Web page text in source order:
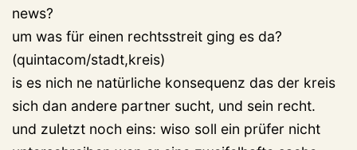
news?
um was für einen rechtsstreit ging es da?
(quintacom/stadt,kreis)
is es nich ne natürliche konsequenz das der kreis
sich dan andere partner sucht, und sein recht.
und zuletzt noch eins: wiso soll ein prüfer nicht